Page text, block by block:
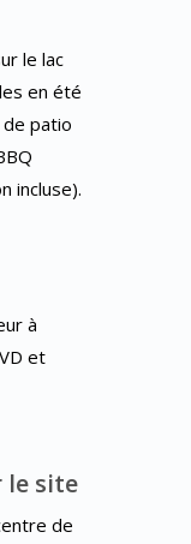
le lac
en été
patio
incluse).
à
et
le site
de